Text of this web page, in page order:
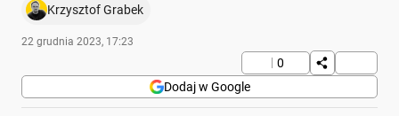
Krzysztof Grabek
22 grudnia 2023, 17:23
0
Dodaj w Google